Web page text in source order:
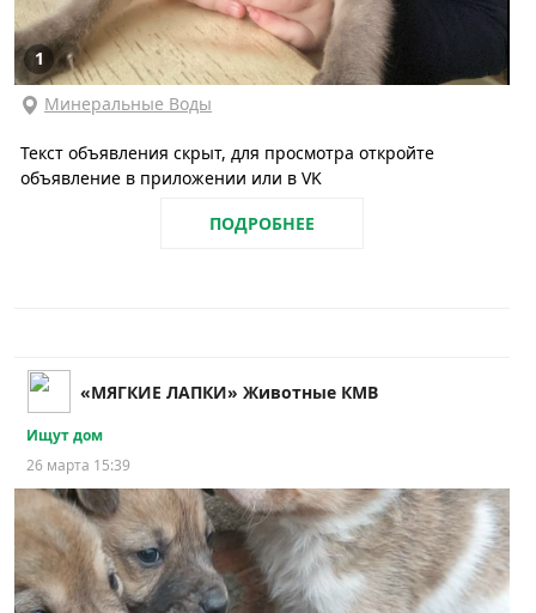
1
Минеральные Воды
Текст объявления скрыт, для просмотра откройте
объявление в приложении или в VK
ПОДРОБНЕЕ
«МЯГКИЕ ЛАПКИ» Животные КМВ
Ищут дом
26 марта 15:39